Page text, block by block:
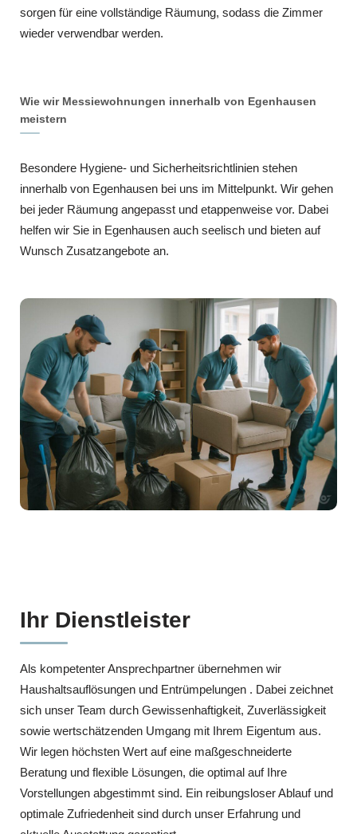
sorgen für eine vollständige Räumung, sodass die Zimmer
wieder verwendbar werden.
Wie wir Messiewohnungen innerhalb von Egenhausen
meistern
Besondere Hygiene- und Sicherheitsrichtlinien stehen
innerhalb von Egenhausen bei uns im Mittelpunkt. Wir gehen
bei jeder Räumung angepasst und etappenweise vor. Dabei
helfen wir Sie in Egenhausen auch seelisch und bieten auf
Wunsch Zusatzangebote an.
Ihr Dienstleister
Als kompetenter Ansprechpartner übernehmen wir
Haushaltsauflösungen und Entrümpelungen . Dabei zeichnet
sich unser Team durch Gewissenhaftigkeit, Zuverlässigkeit
sowie wertschätzenden Umgang mit Ihrem Eigentum aus.
Wir legen höchsten Wert auf eine maßgeschneiderte
Beratung und flexible Lösungen, die optimal auf Ihre
Vorstellungen abgestimmt sind. Ein reibungsloser Ablauf und
optimale Zufriedenheit sind durch unser Erfahrung und